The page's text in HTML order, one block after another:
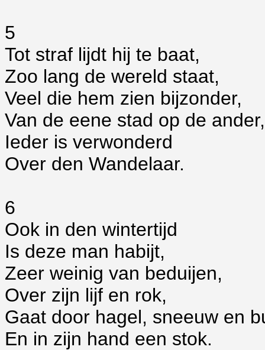
5
Tot straf lijdt hij te baat,
Zoo lang de wereld staat,
Veel die hem zien bijzonder,
Van de eene stad op de ander,
Ieder is verwonderd
Over den Wandelaar.
6
Ook in den wintertijd
Is deze man habijt,
Zeer weinig van beduijen,
Over zijn lijf en rok,
Gaat door hagel, sneeuw en
En in zijn hand een stok.